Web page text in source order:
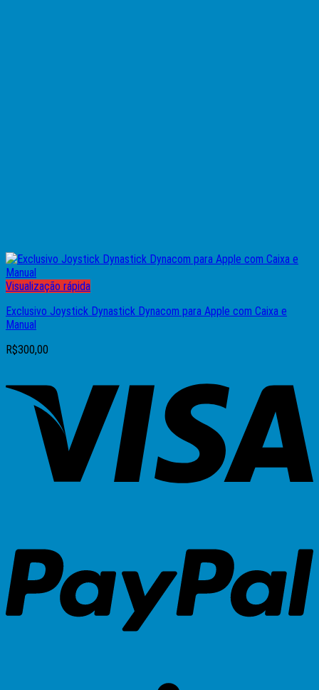
Visualização rápida
Exclusivo Joystick Dynastick Dynacom para Apple com Caixa e
Manual
R$300,00